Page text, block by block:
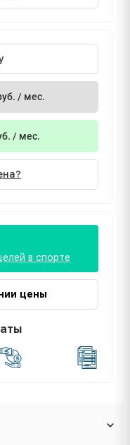
/ мес.
/ мес.
в спорте
цены